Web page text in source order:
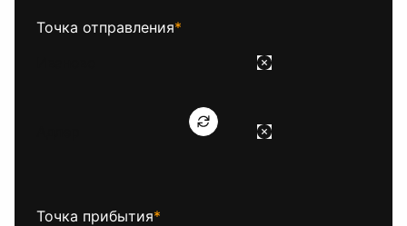
Точка отправления*
Точка прибытия*